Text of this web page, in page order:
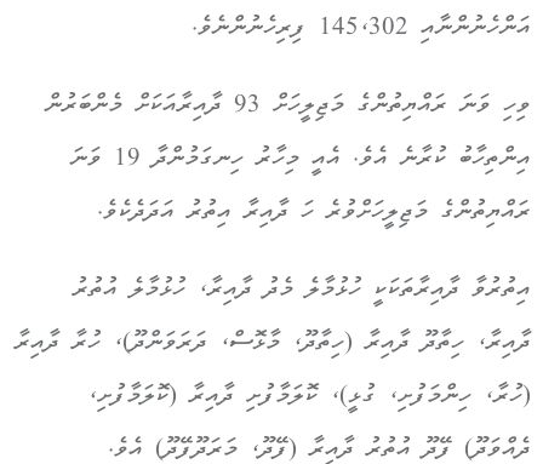
އަންހެނުންނާއި 145،302 ފިރިހެނުންނެވެ.
ވިހި ވަނަ ރައްޔިތުންގެ މަޖިލީހަށް 93 ދާއިރާއަކަށް މެންބަރުން
އިންތިހާބު ކުރާނެ އެވެ. އެއީ މިހާރު ހިނގަމުންދާ 19 ވަނަ
ރައްޔިތުންގެ މަޖިލީހަށްވުރެ ހަ ދާއިރާ އިތުރު އަދަދެކެވެ.
އިތުރުވާ ދާއިރާތަކަކީ ހުޅުމާލެ މެދު ދާއިރާ، ހުޅުމާލެ އުތުރު
ދާއިރާ، ހިތާދޫ ދާއިރާ (ހިތާދޫ، މާޅޮސް، ދަރަވަންދޫ)، ހުރާ ދާއިރާ
(ހުރާ، ހިންމަފުށި، ގުޅީ)، ކޮލަމާފުށި ދާއިރާ (ކޮލަމާފުށި،
ދެއްވަދޫ) ފޭދޫ އުތުރު ދާއިރާ (ފޭދޫ، މަރަދޫފޭދޫ) އެވެ.